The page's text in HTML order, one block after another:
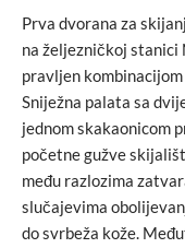
Prva dvorana za
na željezničkoj stanici
pravljen
Sniježna palata sa
jednom skakaonicom
početne gužve
među razlozima
slučajevima
do svrbeža kože.